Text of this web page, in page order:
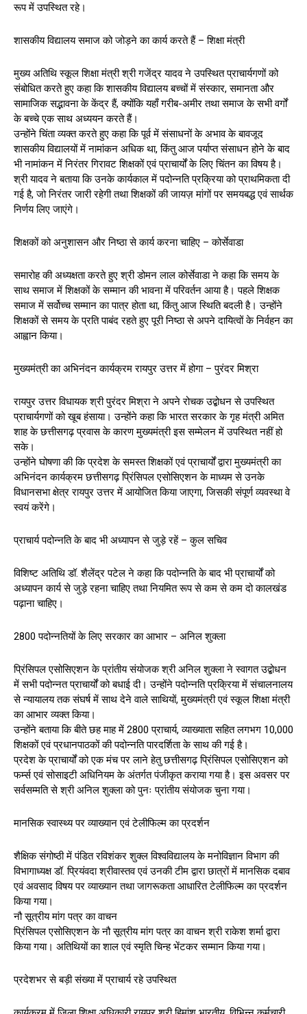
रूप में उपस्थित रहे।
शासकीय विद्यालय समाज को जोड़ने का कार्य करते हैं – शिक्षा मंत्री
मुख्य अतिथि स्कूल शिक्षा मंत्री श्री गजेंद्र यादव ने उपस्थित प्राचार्यगणों को
संबोधित करते हुए कहा कि शासकीय विद्यालय बच्चों में संस्कार, समानता और
सामाजिक सद्भावना के केंद्र हैं, क्योंकि यहाँ गरीब-अमीर तथा समाज के सभी वर्गों
के बच्चे एक साथ अध्ययन करते हैं।
उन्होंने चिंता व्यक्त करते हुए कहा कि पूर्व में संसाधनों के अभाव के बावजूद
शासकीय विद्यालयों में नामांकन अधिक था, किंतु आज पर्याप्त संसाधन होने के बाद
भी नामांकन में निरंतर गिरावट शिक्षकों एवं प्राचार्यों के लिए चिंतन का विषय है।
श्री यादव ने बताया कि उनके कार्यकाल में पदोन्नति प्रक्रिया को प्राथमिकता दी
गई है, जो निरंतर जारी रहेगी तथा शिक्षकों की जायज़ मांगों पर समयबद्ध एवं सार्थक
निर्णय लिए जाएंगे।
शिक्षकों को अनुशासन और निष्ठा से कार्य करना चाहिए – कोर्सेवाडा
समारोह की अध्यक्षता करते हुए श्री डोमन लाल कोर्सेवाडा ने कहा कि समय के
साथ समाज में शिक्षकों के सम्मान की भावना में परिवर्तन आया है। पहले शिक्षक
समाज में सर्वोच्च सम्मान का पात्र होता था, किंतु आज स्थिति बदली है। उन्होंने
शिक्षकों से समय के प्रति पाबंद रहते हुए पूरी निष्ठा से अपने दायित्वों के निर्वहन का
आह्वान किया।
मुख्यमंत्री का अभिनंदन कार्यक्रम रायपुर उत्तर में होगा – पुरंदर मिश्रा
रायपुर उत्तर विधायक श्री पुरंदर मिश्रा ने अपने रोचक उद्बोधन से उपस्थित
प्राचार्यगणों को खूब हंसाया। उन्होंने कहा कि भारत सरकार के गृह मंत्री अमित
शाह के छत्तीसगढ़ प्रवास के कारण मुख्यमंत्री इस सम्मेलन में उपस्थित नहीं हो
सके।
उन्होंने घोषणा की कि प्रदेश के समस्त शिक्षकों एवं प्राचार्यों द्वारा मुख्यमंत्री का
अभिनंदन कार्यक्रम छत्तीसगढ़ प्रिंसिपल एसोसिएशन के माध्यम से उनके
विधानसभा क्षेत्र रायपुर उत्तर में आयोजित किया जाएगा, जिसकी संपूर्ण व्यवस्था वे
स्वयं करेंगे।
प्राचार्य पदोन्नति के बाद भी अध्यापन से जुड़े रहें – कुल सचिव
विशिष्ट अतिथि डॉ. शैलेंद्र पटेल ने कहा कि पदोन्नति के बाद भी प्राचार्यों को
अध्यापन कार्य से जुड़े रहना चाहिए तथा नियमित रूप से कम से कम दो कालखंड
पढ़ाना चाहिए।
2800 पदोन्नतियों के लिए सरकार का आभार – अनिल शुक्ला
प्रिंसिपल एसोसिएशन के प्रांतीय संयोजक श्री अनिल शुक्ला ने स्वागत उद्बोधन
में सभी पदोन्नत प्राचार्यों को बधाई दी। उन्होंने पदोन्नति प्रक्रिया में संचालनालय
से न्यायालय तक संघर्ष में साथ देने वाले साथियों, मुख्यमंत्री एवं स्कूल शिक्षा मंत्री
का आभार व्यक्त किया।
उन्होंने बताया कि बीते छह माह में 2800 प्राचार्य, व्याख्याता सहित लगभग 10,000
शिक्षकों एवं प्रधानपाठकों की पदोन्नति पारदर्शिता के साथ की गई है।
प्रदेश के प्राचार्यों को एक मंच पर लाने हेतु छत्तीसगढ़ प्रिंसिपल एसोसिएशन को
फर्म्स एवं सोसाइटी अधिनियम के अंतर्गत पंजीकृत कराया गया है। इस अवसर पर
सर्वसम्मति से श्री अनिल शुक्ला को पुनः प्रांतीय संयोजक चुना गया।
मानसिक स्वास्थ्य पर व्याख्यान एवं टेलीफिल्म का प्रदर्शन
शैक्षिक संगोष्ठी में पंडित रविशंकर शुक्ल विश्वविद्यालय के मनोविज्ञान विभाग की
विभागाध्यक्ष डॉ. प्रियंवदा श्रीवास्तव एवं उनकी टीम द्वारा छात्रों में मानसिक दबाव
एवं अवसाद विषय पर व्याख्यान तथा जागरूकता आधारित टेलीफिल्म का प्रदर्शन
किया गया।
नौ सूत्रीय मांग पत्र का वाचन
प्रिंसिपल एसोसिएशन के नौ सूत्रीय मांग पत्र का वाचन श्री राकेश शर्मा द्वारा
किया गया। अतिथियों का शाल एवं स्मृति चिन्ह भेंटकर सम्मान किया गया।
प्रदेशभर से बड़ी संख्या में प्राचार्य रहे उपस्थित